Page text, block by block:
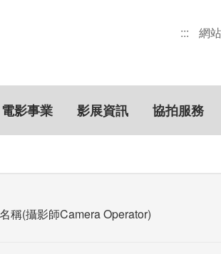
::: 網
電影事業 影展資訊 協拍服務
稱(攝影師Camera Operator)